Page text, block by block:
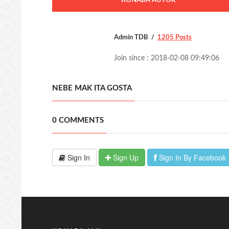
Admin TDB 1205 Posts
Join since : 2018-02-08 09:49:06
NEBE MAK ITA GOSTA
0 COMMENTS
Sign In Sign Up Sign In By Facebook